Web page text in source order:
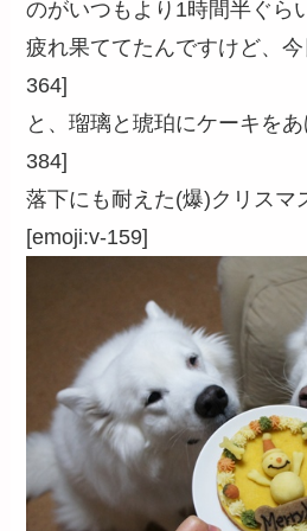
のがいつもより1時間半ぐら
疲れ果ててたんですけど、
364]
と、瑠璃と琥珀にケーキを
384]
落下にも耐えた(爆)クリスマ
[emoji:v-159]